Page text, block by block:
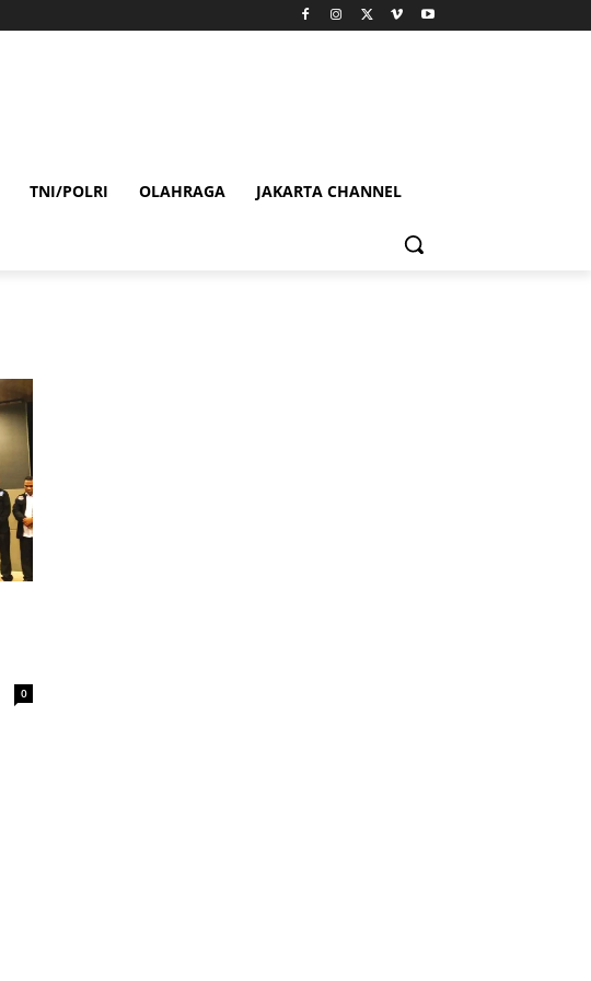
TNI/POLRI OLAHRAGA JAKARTA CHANNEL
0